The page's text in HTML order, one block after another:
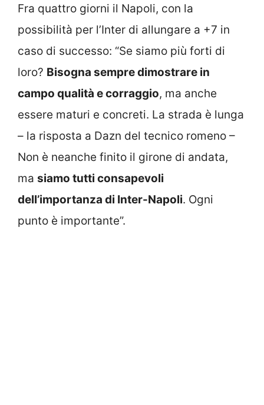
Fra quattro giorni il Napoli, con la
possibilità per l’Inter di allungare a +7 in
caso di successo: “Se siamo più forti di
loro? Bisogna sempre dimostrare in
campo qualità e corraggio, ma anche
essere maturi e concreti. La strada è lunga
– la risposta a Dazn del tecnico romeno –
Non è neanche finito il girone di andata,
ma siamo tutti consapevoli
dell’importanza di Inter-Napoli. Ogni
punto è importante”.